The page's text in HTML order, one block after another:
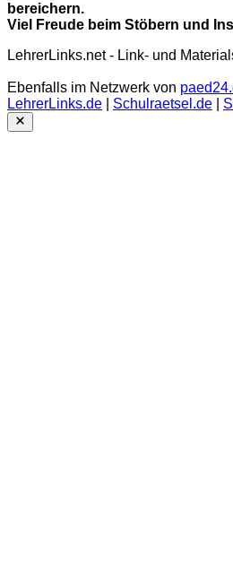
bereichern.
Viel Freude beim Stöbern und
LehrerLinks.net - Link- und
Ebenfalls im Netzwerk von
LehrerLinks.de
Schulraetsel.de
Close